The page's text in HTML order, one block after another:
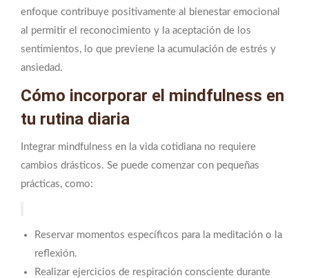
enfoque contribuye positivamente al bienestar emocional
al permitir el reconocimiento y la aceptación de los
sentimientos, lo que previene la acumulación de estrés y
ansiedad.
Cómo incorporar el mindfulness en
tu rutina diaria
Integrar mindfulness en la vida cotidiana no requiere
cambios drásticos. Se puede comenzar con pequeñas
prácticas, como:
Reservar momentos específicos para la meditación o la
reflexión.
Realizar ejercicios de respiración consciente durante